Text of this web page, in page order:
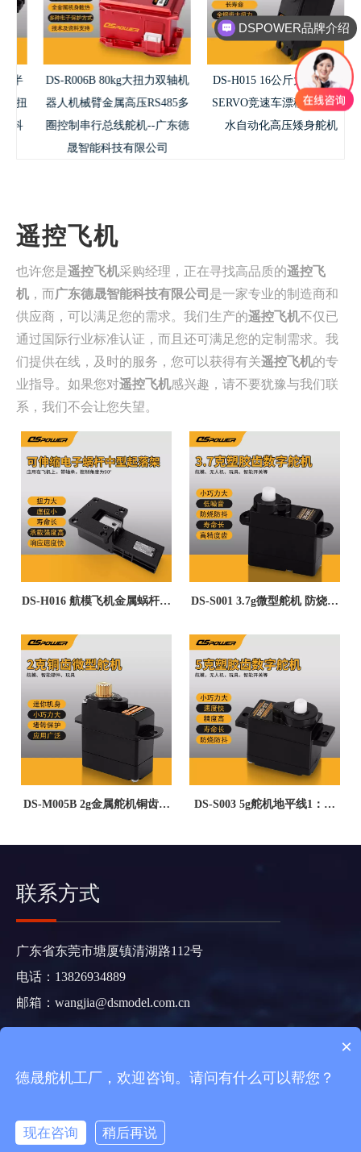
DS-R006B 80kg大扭力双轴机
器人机械臂金属高压RS485多
圈控制串行总线舵机--广东德
晟智能科技有限公司
DS-H015 16公斤大扭力舵机
SERVO竞速车漂移车短身防
水自动化高压矮身舵机
遥控飞机
也许您是遥控飞机采购经理，正在寻找高品质的遥控飞
机 ，而广东德晟智能科技有限公司 是一家专业的制造商和
供应商，可以满足您的需求。我们生产的遥控飞机不仅已
通过国际行业标准认证，而且还可满足您的定制需求。我
们提供在线，及时的服务，您可以获得有关遥控飞机的专
业指导。如果您对遥控飞机感兴趣，请不要犹豫与我们联
系，我们不会让您失望。
DS-H016 航模飞机金属蜗杆断
固定翼中型起落架--广东德晟
智能科技有限公司
DS-S001 3.7g微型舵机 防烧防
定翼航模数字舵机
DS-M005B 2g金属舵机铜齿遥
DS-S003 5g舵机地平线1：24
联系方式
广东省东莞市塘厦镇清湖路112号
电话：13826934889
邮箱： wangjia@dsmodel.com.cn
粤ICP备2021073983
DSPOWER品牌介绍
×
德晟舵机工厂，欢迎咨询。请问有什么可以帮您？
现在咨询
稍后再说
在线咨询